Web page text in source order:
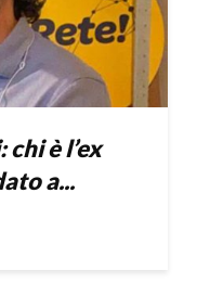
è l’ex
a...